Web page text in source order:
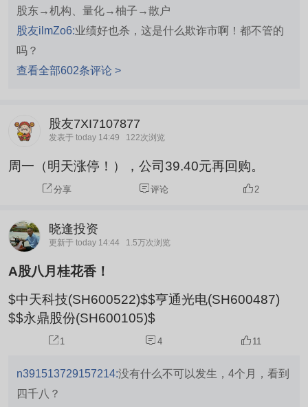
股东→机构、量化→柚子→散户
股友ilmZo6:业绩好也杀，这是什么欺诈市啊！都不管的
吗？
查看全部602条评论 >
股友7XI7107877
发表于 today 14:49 122次浏览
周一（明天涨停！），公司39.40元再回购。
分享 评论 2
晓逢投资
更新于 today 14:44 1.5万次浏览
A股八月桂花香！
$中天科技(SH600522)$$亨通光电(SH600487)
$$永鼎股份(SH600105)$
1 4 11
n391513729157214:没有什么不可以发生，4个月，看到
四千八？